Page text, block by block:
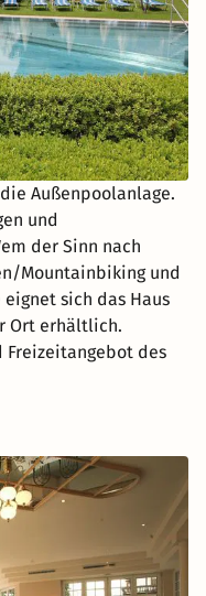
Außenpoolanlage.
und
der Sinn nach
Mountainbiking und
sich das Haus
Ort erhältlich.
Freizeitangebot des